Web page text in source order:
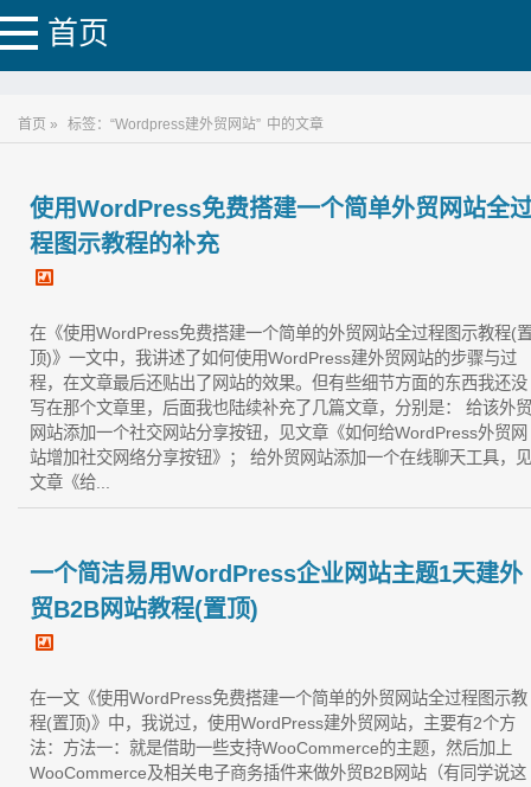
首页
首页 » 标签：“Wordpress建外贸网站” 中的文章
使用WordPress免费搭建一个简单外贸网站全
程图示教程的补充
在《使用WordPress免费搭建一个简单的外贸网站全过程图示教程(
顶)》一文中，我讲述了如何使用WordPress建外贸网站的步骤与过
程，在文章最后还贴出了网站的效果。但有些细节方面的东西我还没
写在那个文章里，后面我也陆续补充了几篇文章，分别是： 给该外贸
网站添加一个社交网站分享按钮，见文章《如何给WordPress外贸网
站增加社交网络分享按钮》； 给外贸网站添加一个在线聊天工具，见
文章《给...
一个简洁易用WordPress企业网站主题1天建外
贸B2B网站教程(置顶)
在一文《使用WordPress免费搭建一个简单的外贸网站全过程图示教
程(置顶)》中，我说过，使用WordPress建外贸网站，主要有2个方
法：方法一：就是借助一些支持WooCommerce的主题，然后加上
WooCommerce及相关电子商务插件来做外贸B2B网站（有同学说这